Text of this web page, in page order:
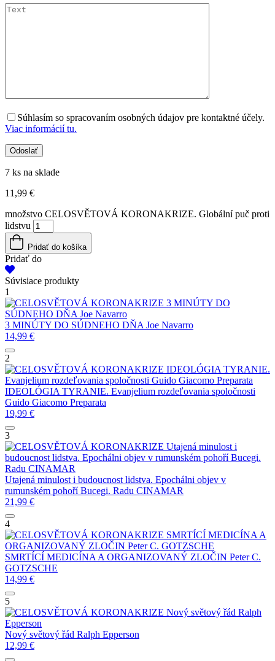
Súhlasím so spracovaním osobných údajov pre kontaktné účely.
Viac informácií tu.
7 ks na sklade
11,99 €
množstvo CELOSVĚTOVÁ KORONAKRIZE. Globální puč proti
lidstvu
Pridať do košíka
Pridať do
Súvisiace produkty
1
3 MINÚTY DO
SÚDNEHO DŇA Joe Navarro
3 MINÚTY DO SÚDNEHO DŇA Joe Navarro
14,99 €
2
IDEOLÓGIA TYRANIE.
Evanjelium rozdeľovania spoločnosti Guido Giacomo Preparata
IDEOLÓGIA TYRANIE. Evanjelium rozdeľovania spoločnosti
Guido Giacomo Preparata
19,99 €
3
Utajená minulost i
budoucnost lidstva. Epochálni objev v rumunském pohoří Bucegi.
Radu CINAMAR
Utajená minulost i budoucnost lidstva. Epochálni objev v
rumunském pohoří Bucegi. Radu CINAMAR
21,99 €
4
SMRTÍCÍ MEDICÍNA A
ORGANIZOVANÝ ZLOČIN Peter C. GOTZSCHE
SMRTÍCÍ MEDICÍNA A ORGANIZOVANÝ ZLOČIN Peter C.
GOTZSCHE
14,99 €
5
Nový světový řád Ralph
Epperson
Nový světový řád Ralph Epperson
12,99 €